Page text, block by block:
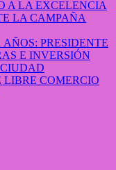
A LA EXCELENCIA
LA CAMPAÑA
PRESIDENTE
E INVERSIÓN
LIBRE COMERCIO